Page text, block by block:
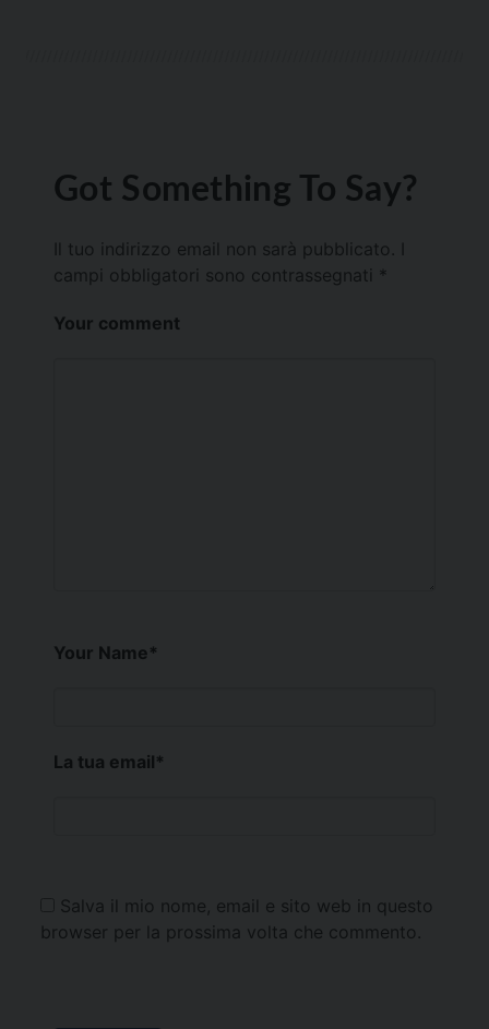
Got Something To Say?
Il tuo indirizzo email non sarà pubblicato.
campi obbligatori sono contrassegnati *
Your comment
Your Name*
La tua email*
Salva il mio nome, email e sito web in questo
browser per la prossima volta che commento.